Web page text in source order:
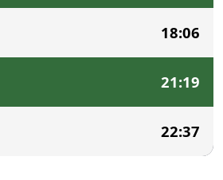
18:06
21:19
22:37